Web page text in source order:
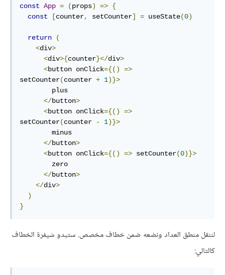
const App = (props) => {
const
[counter, setCounter] = useState(0)
return
(
<div>
<div>{counter}</div>
<button onClick={()
=>
setCounter(counter + 1)}>
</button>
<button onClick={()
=>
setCounter(counter - 1)}>
</button>
<button onClick={() => setCounter(0)}>
</button>
</div>
)
}
لننقل منطق العداد ونضعه ضمن خطاف مخصص. ستبدو شيفرة الخطاف
كالتالي: